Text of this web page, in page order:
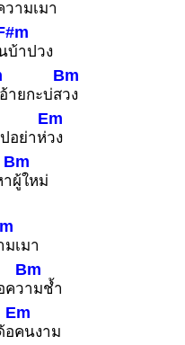
วามเมา
บ้าปวง
ายกะบ่ส
Bm
วง
อย่าห่
Em
วง
Bm
ผู้ใหม่
มเมา
คว
Bm
ามช้ำ
อ
Em
คนงาม